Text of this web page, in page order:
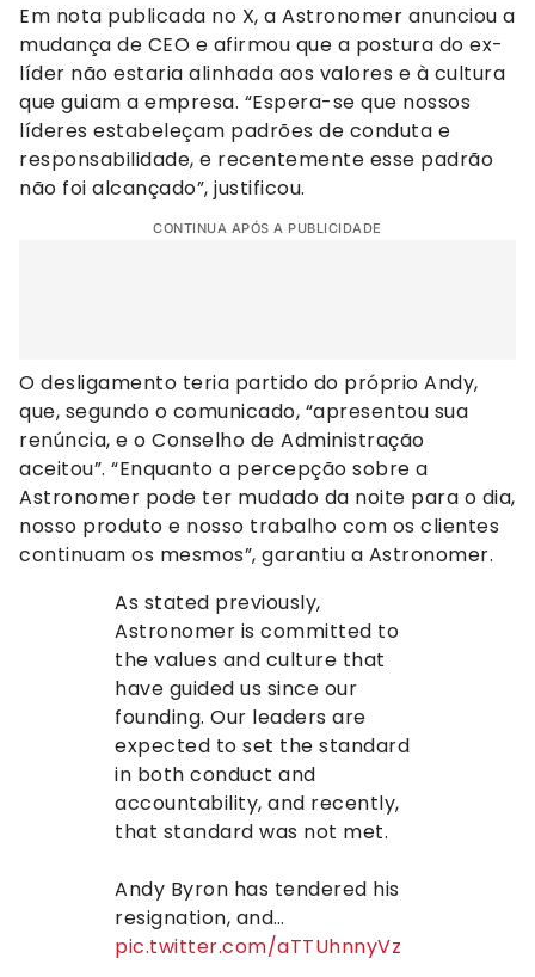
Em nota publicada no X, a Astronomer anunciou a
mudança de CEO e afirmou que a postura do ex-
líder não estaria alinhada aos valores e à cultura
que guiam a empresa. “Espera-se que nossos
líderes estabeleçam padrões de conduta e
responsabilidade, e recentemente esse padrão
não foi alcançado”, justificou.
CONTINUA APÓS A PUBLICIDADE
O desligamento teria partido do próprio Andy,
que, segundo o comunicado, “apresentou sua
renúncia, e o Conselho de Administração
aceitou”. “Enquanto a percepção sobre a
Astronomer pode ter mudado da noite para o dia,
nosso produto e nosso trabalho com os clientes
continuam os mesmos”, garantiu a Astronomer.
As stated previously,
Astronomer is committed to
the values and culture that
have guided us since our
founding. Our leaders are
expected to set the standard
in both conduct and
accountability, and recently,
that standard was not met.
Andy Byron has tendered his
resignation, and…
pic.twitter.com/aTTUhnnyVz